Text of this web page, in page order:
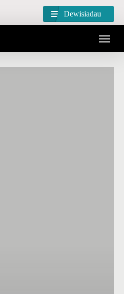
Dewisiadau